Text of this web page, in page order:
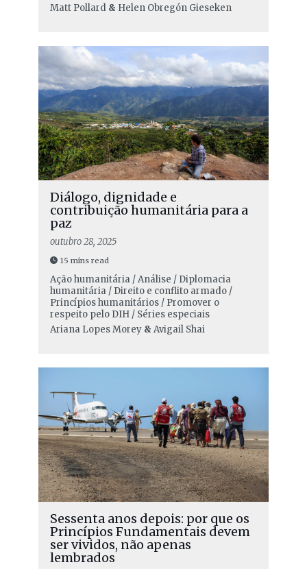
Matt Pollard& Helen Obregón Gieseken
Diálogo, dignidade e
contribuição humanitária para a
paz
outubro 28, 2025
15 mins read
Ação humanitária / Análise / Diplomacia
humanitária / Direito e conflito armado /
Princípios humanitários / Promover o
respeito pelo DIH / Séries especiais
Ariana Lopes Morey& Avigail Shai
Sessenta anos depois: por que os
Princípios Fundamentais devem
ser vividos, não apenas
lembrados